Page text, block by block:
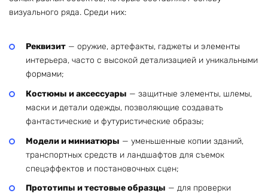
визуального ряда. Среди них:
Реквизит — оружие, артефакты, гаджеты и элементы
интерьера, часто с высокой детализацией и уникальными
формами;
Костюмы и аксессуары — защитные элементы, шлемы,
маски и детали одежды, позволяющие создавать
фантастические и футуристические образы;
Модели и миниатюры — уменьшенные копии зданий,
транспортных средств и ландшафтов для съемок
спецэффектов и постановочных сцен;
Прототипы и тестовые образцы — для проверки